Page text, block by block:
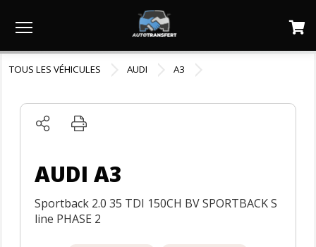
TOUS LES VÉHICULES AUDI A3
AUDI A3
Sportback 2.0 35 TDI 150CH BV SPORTBACK S
line PHASE 2